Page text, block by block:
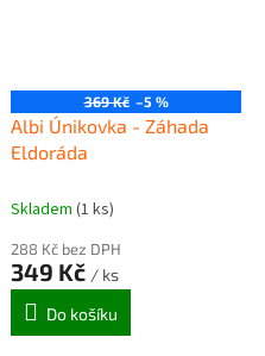
369 Kč –5 %
Albi Únikovka - Záhada
Eldoráda
Skladem (1 ks)
288 Kč bez DPH
349 Kč / ks
Do košíku